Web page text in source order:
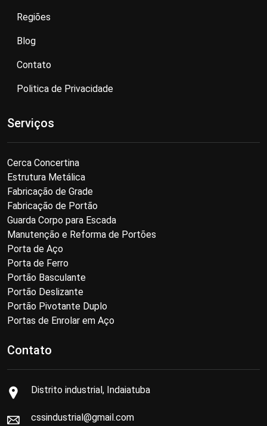
Regiões
Blog
Contato
Politica de Privacidade
Serviços
Cerca Concertina
Estrutura Metálica
Fabricação de Grade
Fabricação de Portão
Guarda Corpo para Escada
Manutenção e Reforma de Portões
Porta de Aço
Porta de Ferro
Portão Basculante
Portão Deslizante
Portão Pivotante Duplo
Portas de Enrolar em Aço
Contato
Distrito industrial, Indaiatuba
cssindustrial@gmail.com